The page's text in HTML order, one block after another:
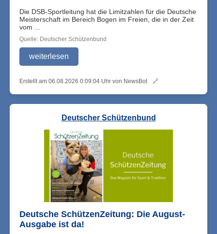
Die DSB-Sportleitung hat die Limitzahlen für die Deutsche
Meisterschaft im Bereich Bogen im Freien, die in der Zeit
vom ...
Quelle: Deutscher Schützenbund
weiterlesen
Erstellt am 06.08.2026 0:09:04 Uhr von NewsBot 🔗
Deutscher Schützenbund
Deutsche SchützenZeitung: Die August-
Ausgabe ist da!